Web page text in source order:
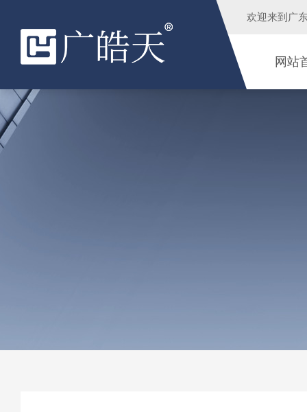
欢迎来到 广
网站